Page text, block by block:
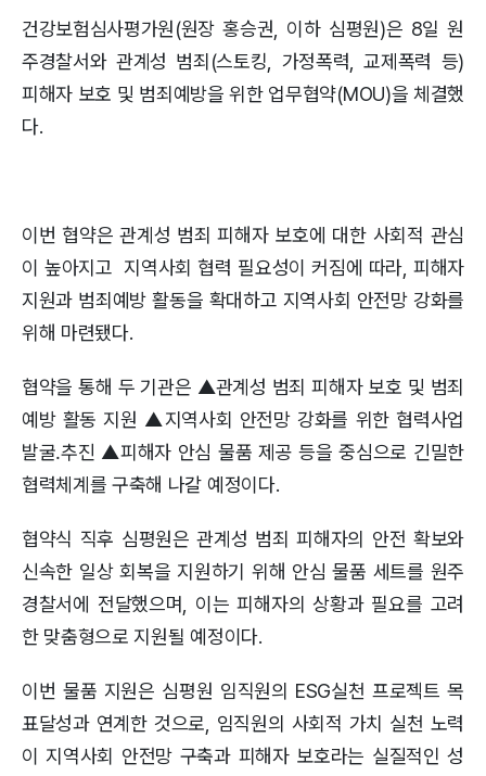
건강보험심사평가원(원장 홍승권, 이하 심평원)은 8일 원
주경찰서와 관계성 범죄(스토킹, 가정폭력, 교제폭력 등)
피해자 보호 및 범죄예방을 위한 업무협약(MOU)을 체결했
다.
이번 협약은 관계성 범죄 피해자 보호에 대한 사회적 관심
이 높아지고 지역사회 협력 필요성이 커짐에 따라, 피해자
지원과 범죄예방 활동을 확대하고 지역사회 안전망 강화를
위해 마련됐다.
협약을 통해 두 기관은 ▲관계성 범죄 피해자 보호 및 범죄
예방 활동 지원 ▲지역사회 안전망 강화를 위한 협력사업
발굴․추진 ▲피해자 안심 물품 제공 등을 중심으로 긴밀한
협력체계를 구축해 나갈 예정이다.
협약식 직후 심평원은 관계성 범죄 피해자의 안전 확보와
신속한 일상 회복을 지원하기 위해 안심 물품 세트를 원주
경찰서에 전달했으며, 이는 피해자의 상황과 필요를 고려
한 맞춤형으로 지원될 예정이다.
이번 물품 지원은 심평원 임직원의 ESG실천 프로젝트 목
표달성과 연계한 것으로, 임직원의 사회적 가치 실천 노력
이 지역사회 안전망 구축과 피해자 보호라는 실질적인 성